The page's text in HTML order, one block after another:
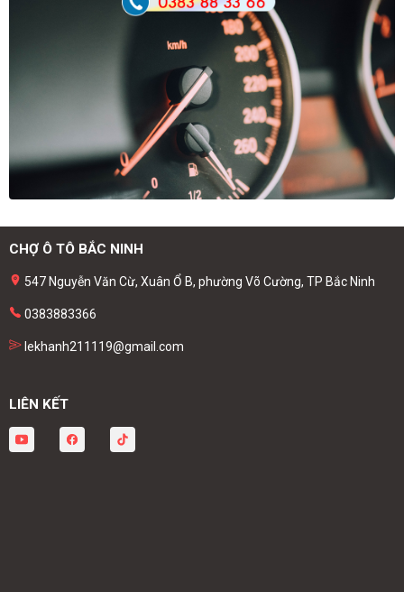
CHỢ Ô TÔ BẮC NINH
547 Nguyễn Văn Cừ, Xuân Ổ B, phường Võ Cường, TP Bắc Ninh
0383883366
lekhanh211119@gmail.com
LIÊN KẾT